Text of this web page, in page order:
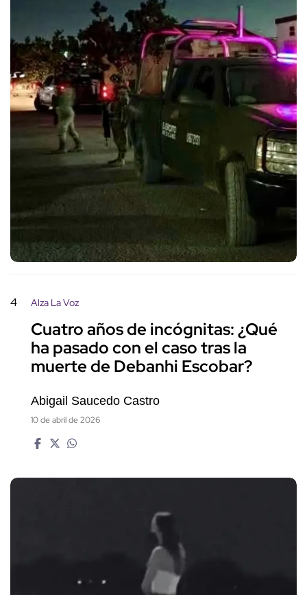
4 Alza La Voz
Cuatro años de incógnitas: ¿Qué
ha pasado con el caso tras la
muerte de Debanhi Escobar?
Abigail Saucedo Castro
10 de abril de 2026